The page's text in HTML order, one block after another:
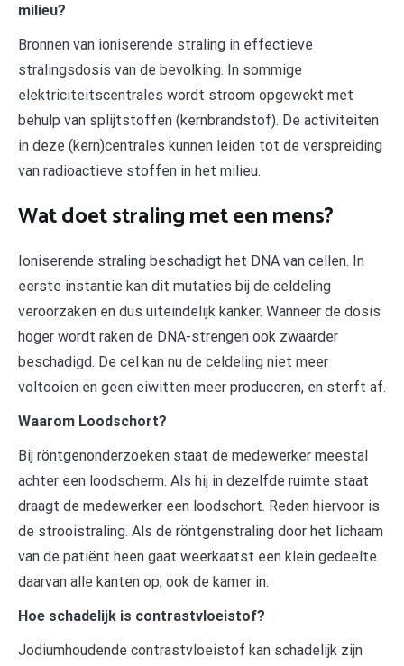
milieu?
Bronnen van ioniserende straling in effectieve
stralingsdosis van de bevolking. In sommige
elektriciteitscentrales wordt stroom opgewekt met
behulp van splijtstoffen (kernbrandstof). De activiteiten
in deze (kern)centrales kunnen leiden tot de verspreiding
van radioactieve stoffen in het milieu.
Wat doet straling met een mens?
Ioniserende straling beschadigt het DNA van cellen. In
eerste instantie kan dit mutaties bij de celdeling
veroorzaken en dus uiteindelijk kanker. Wanneer de dosis
hoger wordt raken de DNA-strengen ook zwaarder
beschadigd. De cel kan nu de celdeling niet meer
voltooien en geen eiwitten meer produceren, en sterft af.
Waarom Loodschort?
Bij röntgenonderzoeken staat de medewerker meestal
achter een loodscherm. Als hij in dezelfde ruimte staat
draagt de medewerker een loodschort. Reden hiervoor is
de strooistraling. Als de röntgenstraling door het lichaam
van de patiënt heen gaat weerkaatst een klein gedeelte
daarvan alle kanten op, ook de kamer in.
Hoe schadelijk is contrastvloeistof?
Jodiumhoudende contrastvloeistof kan schadelijk zijn